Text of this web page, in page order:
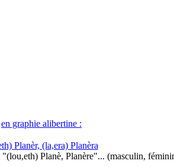
en graphie alibertine :
Planèr, (la,era) Planèra
"(lou,eth) Planè, Planère"... (masculin,